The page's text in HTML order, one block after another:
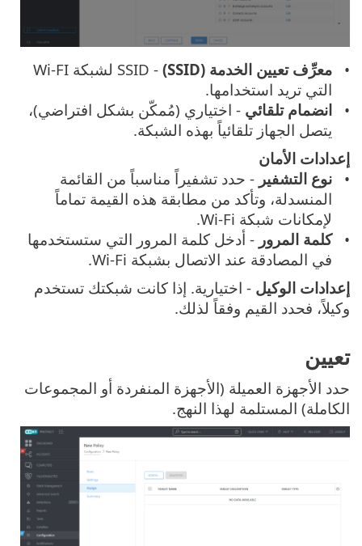
معرِّف تعيين الخدمة (SSID)
- SSID لشبكة Wi-FI
التي تريد استخدامها.
انضمام تلقائي - اختياري (مُمكّن بشكل افتراضي)،
يتصل الجهاز تلقائياً بهذه الشبكة.
إعدادات الأمان
نوع التشفير - حدد تشفيراً مناسباً من القائمة
المنسدلة، وتأكد من مطابقة هذه القيمة تماماً
لإمكانات شبكة Wi-Fi.
كلمة المرور - أدخل كلمة المرور التي ستستخدمها
في المصادقة عند الاتصال بشبكة Wi-Fi.
إعدادات الوكيل - اختيارية. إذا كانت شبكتك تستخدم
وكيلاً، فحدد القيم وفقاً لذلك.
تعيين
حدد الأجهزة العميلة (الأجهزة المنفردة أو المجموعات
الكاملة) المستلمة لهذا النهج.